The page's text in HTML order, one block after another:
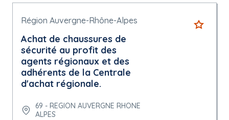
Région Auvergne-Rhône-Alpes
Achat de chaussures de
sécurité au profit des
agents régionaux et des
adhérents de la Centrale
d'achat régionale.
69 - REGION AUVERGNE RHONE
ALPES